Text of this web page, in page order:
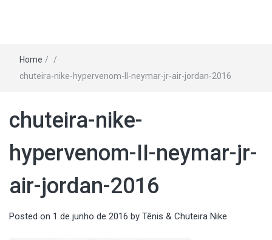
Home /
/
chuteira-nike-hypervenom-II-neymar-jr-air-jordan-2016
chuteira-nike-
hypervenom-II-neymar-jr-
air-jordan-2016
Posted on 1 de junho de 2016 by Tênis & Chuteira Nike